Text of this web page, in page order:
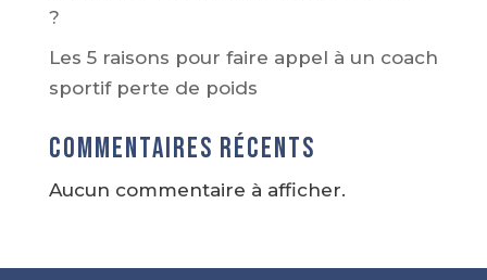
?
Les 5 raisons pour faire appel à un coach
sportif perte de poids
Commentaires récents
Aucun commentaire à afficher.